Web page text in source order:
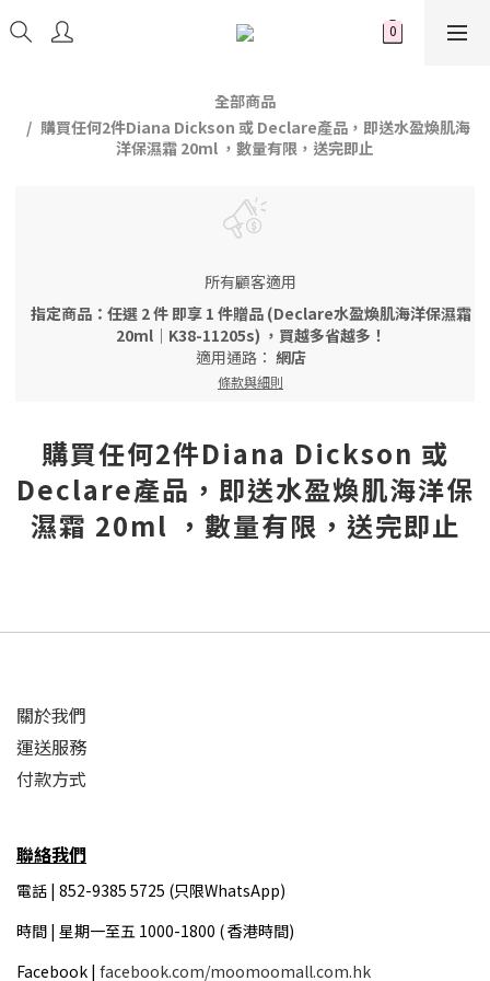
全部商品
購買任何2件Diana Dickson 或 Declare產品，即送水盈煥肌海
洋保濕霜 20ml ，數量有限，送完即止
所有顧客適用
指定商品：任選 2 件 即享 1 件贈品 (Declare水盈煥肌海洋保濕霜
20ml｜K38-11205s) ，買越多省越多！
適用通路： 網店
條款與細則
購買任何2件Diana Dickson 或
Declare產品，即送水盈煥肌海洋保
濕霜 20ml ，數量有限，送完即止
關於我們
運送服務
付款方式
聯絡我們
電話 | 852-9385 5725 (只限WhatsApp)
時間 | 星期一至五 1000-1800 ( 香港時間)
Facebook | facebook.com/moomoomall.com.hk